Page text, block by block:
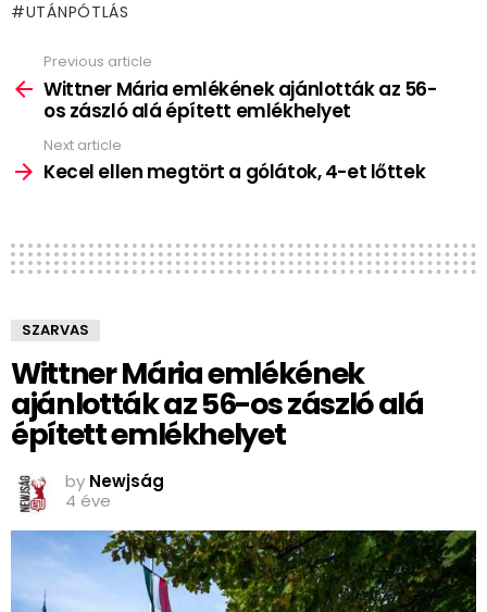
UTÁNPÓTLÁS
more
Previous article
Wittner Mária emlékének ajánlották az 56-
os zászló alá épített emlékhelyet
Next article
Kecel ellen megtört a gólátok, 4-et lőttek
SZARVAS
Wittner Mária emlékének
ajánlották az 56-os zászló alá
épített emlékhelyet
by Newjság
4 éve